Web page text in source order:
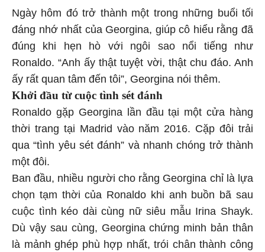
Ngày hôm đó trở thành một trong những buổi tối
đáng nhớ nhất của Georgina, giúp cô hiểu rằng đã
đúng khi hẹn hò với ngôi sao nổi tiếng như
Ronaldo. “Anh ấy thật tuyệt vời, thật chu đáo. Anh
ấy rất quan tâm đến tôi”, Georgina nói thêm.
Khởi đầu từ cuộc tình sét đánh
Ronaldo gặp Georgina lần đầu tại một cửa hàng
thời trang tại Madrid vào năm 2016. Cặp đôi trải
qua “tình yêu sét đánh” và nhanh chóng trở thành
một đôi.
Ban đầu, nhiều người cho rằng Georgina chỉ là lựa
chọn tạm thời của Ronaldo khi anh buồn bã sau
cuộc tình kéo dài cùng nữ siêu mẫu Irina Shayk.
Dù vậy sau cùng, Georgina chứng minh bản thân
là mảnh ghép phù hợp nhất, trói chân thành công